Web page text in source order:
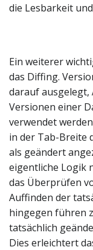
die Lesbarkeit
Ein weiterer
das Diffing.
darauf ausgelegt,
Versionen einer
verwendet
in der Tab-Breite
als geändert
eigentliche Logik
das Überprüfen
Auffinden der
hingegen führen
tatsächlich
Dies erleichtert